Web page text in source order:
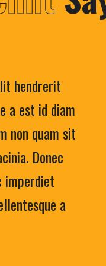
hendrerit
a est id diam
non quam sit
Donec
imperdiet
a